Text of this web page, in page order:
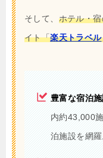
そして、 ホテル・
イト「楽天トラベル
豊富な宿泊
内約43,000
泊施設を網羅